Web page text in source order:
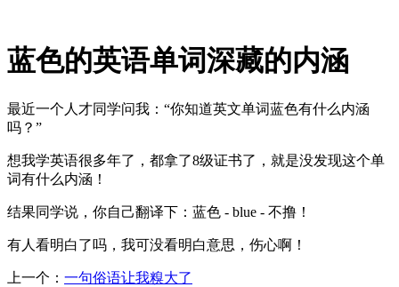
蓝色的英语单词深藏的内涵
最近一个人才同学问我：“你知道英文单词蓝色有什么内涵
吗？”
想我学英语很多年了，都拿了8级证书了，就是没发现这个单
词有什么内涵！
结果同学说，你自己翻译下：蓝色 - blue - 不撸！
有人看明白了吗，我可没看明白意思，伤心啊！
上一个： 一句俗语让我糗大了